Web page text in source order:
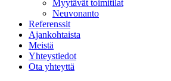
Myytävät toimitilat
Neuvonanto
Referenssit
Ajankohtaista
Meistä
Yhteystiedot
Ota yhteyttä